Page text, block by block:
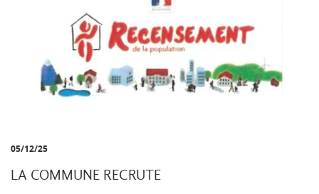
05/12/25
LA COMMUNE RECRUTE